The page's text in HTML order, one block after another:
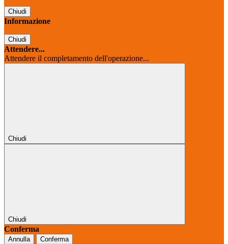
Chiudi
Informazione
Chiudi
Attendere...
Attendere il completamento dell'operazione...
Chiudi
Chiudi
Conferma
Annulla Conferma